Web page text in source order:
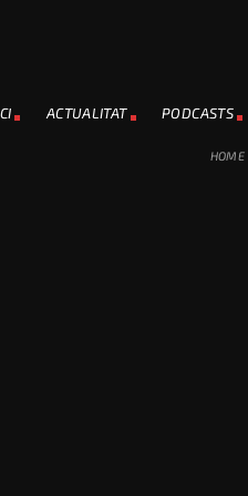
ACTUALITAT PODCASTS
HOME